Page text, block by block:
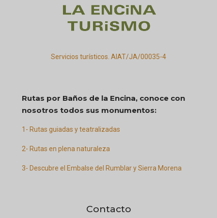
Servicios turísticos. AIAT/JA/00035-4
Rutas por Baños de la Encina, conoce con
nosotros todos sus monumentos:
1- Rutas guiadas y teatralizadas
2- Rutas en plena naturaleza
3- Descubre el Embalse del Rumblar y Sierra Morena
Contacto